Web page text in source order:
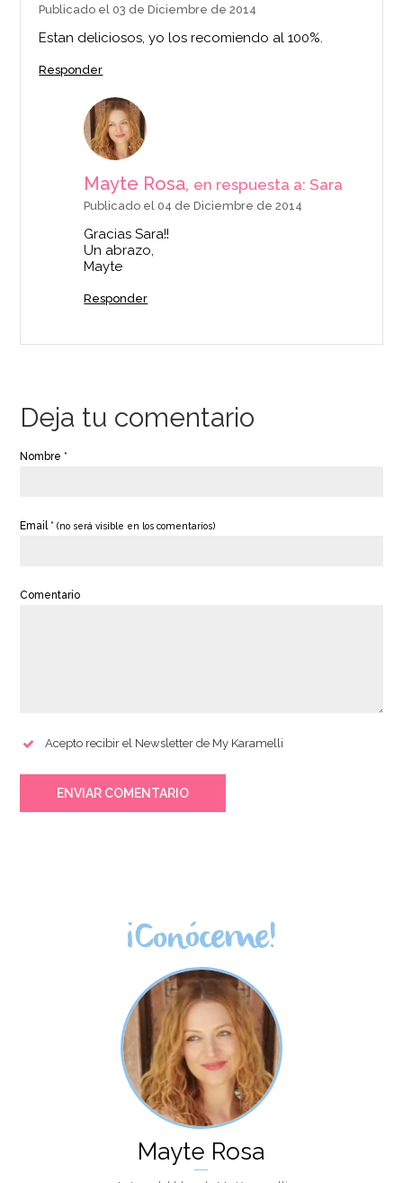
Publicado el 03 de Diciembre de 2014
Estan deliciosos, yo los recomiendo al 100%.
Responder
Mayte Rosa, en respuesta a: Sara
Publicado el 04 de Diciembre de 2014
Gracias Sara!!
Un abrazo,
Mayte
Responder
Deja tu comentario
Nombre *
Email *(no será visible en los comentarios)
Comentario
Acepto recibir el Newsletter de My Karamelli
ENVIAR COMENTARIO
¡Conóceme!
Mayte Rosa